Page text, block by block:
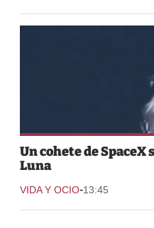
Un cohete de
Luna
VIDA Y OCIO-13:45